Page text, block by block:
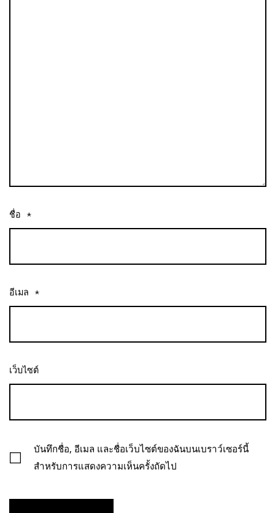
ชื่อ *
อีเมล *
เว็บไซต์
บันทึกชื่อ, อีเมล และชื่อเว็บไซต์ของฉันบนเบราว์เซอร์นี้
สำหรับการแสดงความเห็นครั้งถัดไป